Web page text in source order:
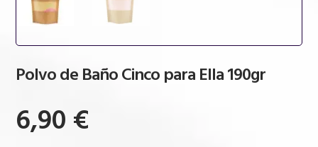
Polvo de Baño Cinco para Ella 190gr
6,90€